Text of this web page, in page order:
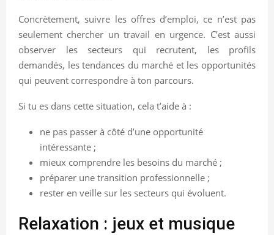
Concrètement, suivre les offres d’emploi, ce n’est pas
seulement chercher un travail en urgence. C’est aussi
observer les secteurs qui recrutent, les profils
demandés, les tendances du marché et les opportunités
qui peuvent correspondre à ton parcours.
Si tu es dans cette situation, cela t’aide à :
ne pas passer à côté d’une opportunité
intéressante ;
mieux comprendre les besoins du marché ;
préparer une transition professionnelle ;
rester en veille sur les secteurs qui évoluent.
Relaxation : jeux et musique